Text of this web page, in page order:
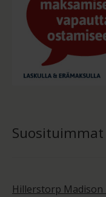
Hillerstorp